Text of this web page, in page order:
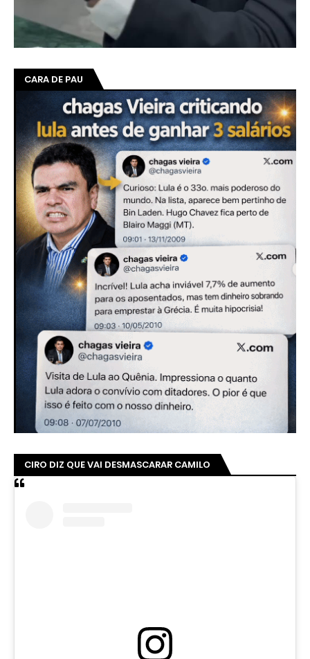
CARA DE PAU
CIRO DIZ QUE VAI DESMASCARAR CAMILO